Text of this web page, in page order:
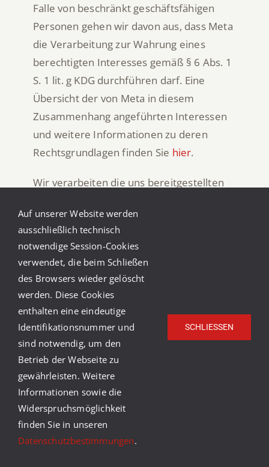
Falle von beschränkt geschäftsfähigen
Personen gehen wir davon aus, dass Meta
die Verarbeitung zur Wahrung eines
berechtigten Interesses gemäß § 6 Abs. 1
S. 1 lit. g KDG durchführen darf. Eine
Übersicht der von Meta in diesem
Zusammenhang angeführten Interessen
und weitere Informationen zu deren
Rechtsgrundlagen finden Sie hier.
Wir verarbeiten die uns bereitgestellten
Rahmen einer Interessenabwägung
überwiegenden berechtigten Interessen
an der Verbesserung unseres
Informationsangebots gemäß § 6 Abs. 1 S.
1 lit. g KDG. Es werden von uns nur Daten
von Personen verarbeitet, die den
Nutzungsbedingungen und der
Datenrichtlinie von Meta im Rahmen Ihrer
Registrierung bei der Plattform Facebook
bzw. Instagram zugestimmt haben. In der
Datenrichtlinie von Meta wird auf die
Absicht dieser Verarbeitung unter dem
Punkt „Partner, die unsere Analysedienste
Auf unserer Website werden
ausschließlich technisch
notwendige Session-Cookies
verwendet, die beim Schließen
des Browsers wieder gelöscht
werden. Diese Cookies
enthalten eine eindeutige
Identifikationsnummer und
sind notwendig, um den
Betrieb der Webseite zu
gewährleisten. Weitere
Informationen sowie die
Widerspruchsmöglichkeit
finden Sie in unseren
Datenschutzbestimmungen.
SCHLIESSEN